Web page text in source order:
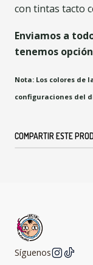
con tintas tacto
Enviamos a
tenemos
Nota: Los colores de
configuraciones del
COMPARTIR ESTE
Síguenos